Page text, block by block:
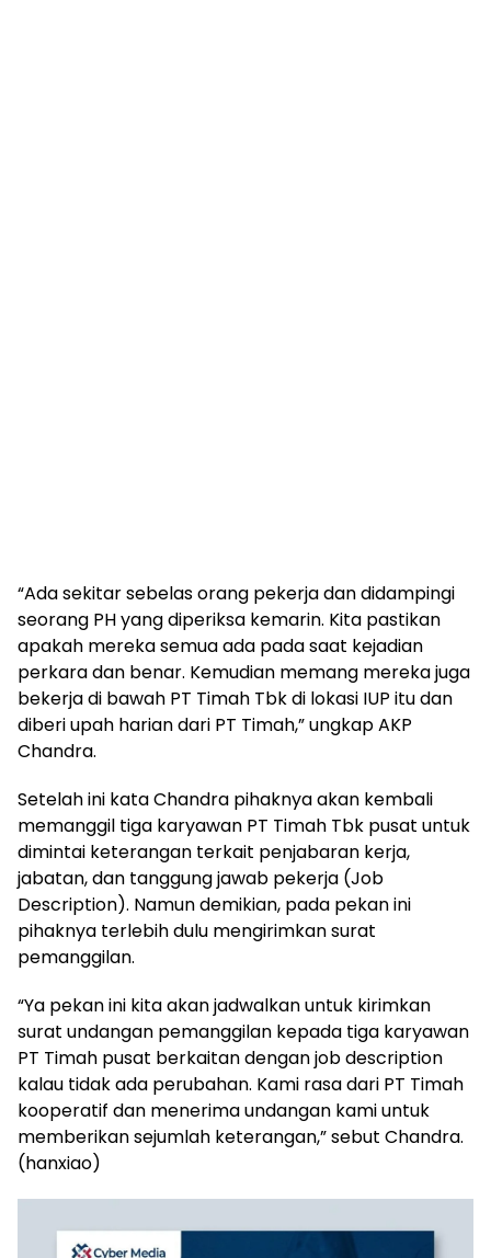
“Ada sekitar sebelas orang pekerja dan didampingi
seorang PH yang diperiksa kemarin. Kita pastikan
apakah mereka semua ada pada saat kejadian
perkara dan benar. Kemudian memang mereka juga
bekerja di bawah PT Timah Tbk di lokasi IUP itu dan
diberi upah harian dari PT Timah,” ungkap AKP
Chandra.
Setelah ini kata Chandra pihaknya akan kembali
memanggil tiga karyawan PT Timah Tbk pusat untuk
dimintai keterangan terkait penjabaran kerja,
jabatan, dan tanggung jawab pekerja (Job
Description). Namun demikian, pada pekan ini
pihaknya terlebih dulu mengirimkan surat
pemanggilan.
“Ya pekan ini kita akan jadwalkan untuk kirimkan
surat undangan pemanggilan kepada tiga karyawan
PT Timah pusat berkaitan dengan job description
kalau tidak ada perubahan. Kami rasa dari PT Timah
kooperatif dan menerima undangan kami untuk
memberikan sejumlah keterangan,” sebut Chandra.
(hanxiao)